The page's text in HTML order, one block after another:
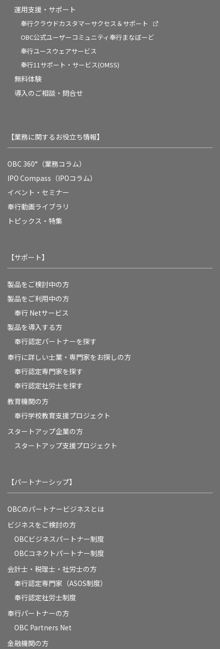
運用支援・サポート
奉行クラウドカスタマーサクセス＆サポート
OBC公式ユーザーコミュニティ奉行まなぼーど
奉行ユースウェアサービス
奉行11サポート・サービス(OMSS)
無料体験
導入のご相談・問合せ
【業務に関するお役立ち情報】
OBC 360°（業務コラム）
IPO Compass（IPOコラム）
イベント・セミナー
奉行動画ライブラリ
トピックス・特集
【サポート】
製品をご検討中の方
製品をご利用中の方
奉行 Netサービス
製品を導入する方
奉行認定パートナーを探す
奉行に詳しい士業・専門家をお探しの方
奉行認定専門家を探す
奉行認定社労士を探す
教育機関の方
奉⾏学校教育⽀援プロジェクト
スタートアップ企業の方
スタートアップ支援プロジェクト
【パートナーシップ】
OBCのパートナービジネスとは
ビジネスをご検討の方
OBCビジネスパートナー制度
OBCコネクトパートナー制度
会計士・税理士・社労士の方
奉行認定専門家（ASOS制度）
奉行認定社労士制度
奉行パートナーの方
OBC Partners Net
金融機関の方